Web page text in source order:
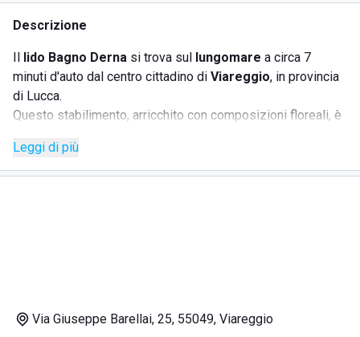
Descrizione
Il lido Bagno Derna si trova sul lungomare a circa 7
minuti d'auto dal centro cittadino di Viareggio, in provincia
di Lucca.
Questo stabilimento, arricchito con composizioni floreali, è
Liguree si adagia su una spiaggia composta da sabbia
dorata che viene regolarmente pulita.
surfistiecanoistipotranno dilettarsi divertendosi.
Leggi di più
Via Giuseppe Barellai, 25, 55049, Viareggio